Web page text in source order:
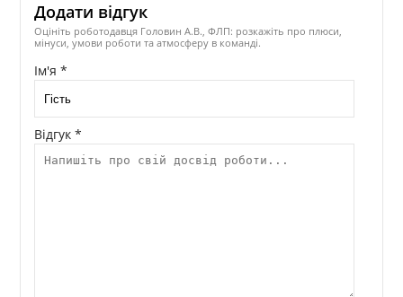
Додати відгук
Оцініть роботодавця Головин А.В., ФЛП: розкажіть про плюси,
мінуси, умови роботи та атмосферу в команді.
Ім'я *
Відгук *